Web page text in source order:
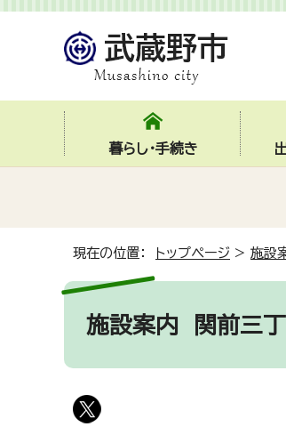
暮らし・手続き
現在の位置： トップページ > 施設
施設案内 関前三